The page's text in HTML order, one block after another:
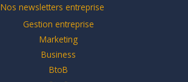
Nos newsletters entreprise
Gestion entreprise
Marketing
Business
BtoB